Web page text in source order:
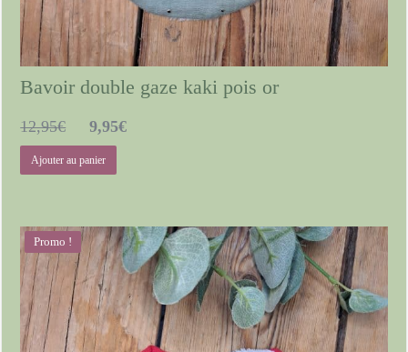
Bavoir double gaze kaki pois or
12,95€
prix
initial
9,95€
Ajouter au panier
Promo !